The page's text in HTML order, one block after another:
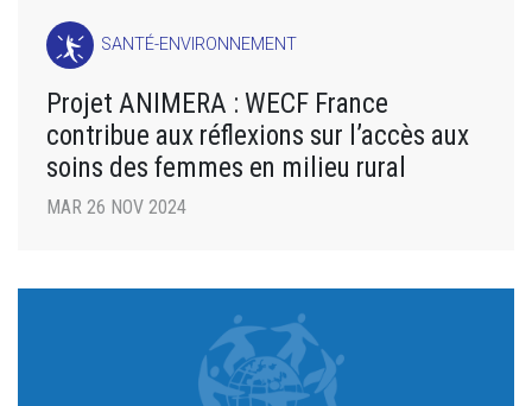
SANTÉ-ENVIRONNEMENT
Projet ANIMERA : WECF France
contribue aux réflexions sur l’accès aux
soins des femmes en milieu rural
MAR 26 NOV 2024